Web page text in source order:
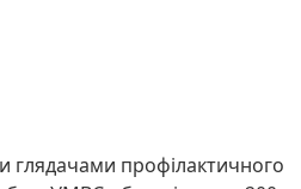
глядачами профілактичного